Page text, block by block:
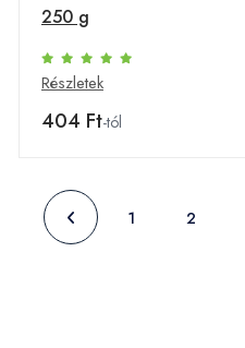
250 g
Részletek
404 Ft-tól
1 2